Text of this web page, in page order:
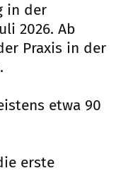
in der
2026. Ab
Praxis in der
etwa 90
erste